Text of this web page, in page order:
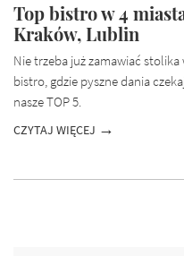
Top bistro w 4
Kraków, Lublin
Nie trzeba już zamawiać
bistro, gdzie pyszne dania
nasze TOP 5.
CZYTAJ WIĘCEJ